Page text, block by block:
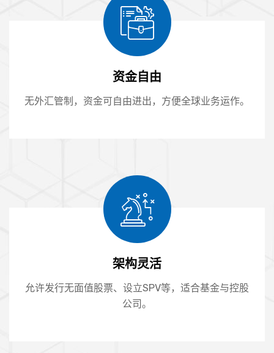
资金自由
无外汇管制，资金可自由进出，方便全球业务运作。
架构灵活
允许发行无面值股票、设立SPV等，适合基金与控股
公司。